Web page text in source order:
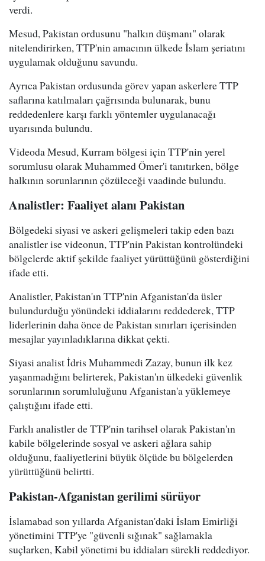
verdi.
Mesud, Pakistan ordusunu "halkın düşmanı" olarak
nitelendirirken, TTP'nin amacının ülkede İslam şeriatını
uygulamak olduğunu savundu.
Ayrıca Pakistan ordusunda görev yapan askerlere TTP
saflarına katılmaları çağrısında bulunarak, bunu
reddedenlere karşı farklı yöntemler uygulanacağı
uyarısında bulundu.
Videoda Mesud, Kurram bölgesi için TTP'nin yerel
sorumlusu olarak Muhammed Ömer'i tanıtırken, bölge
halkının sorunlarının çözüleceği vaadinde bulundu.
Analistler: Faaliyet alanı Pakistan
Bölgedeki siyasi ve askeri gelişmeleri takip eden bazı
analistler ise videonun, TTP'nin Pakistan kontrolündeki
bölgelerde aktif şekilde faaliyet yürüttüğünü gösterdiğini
ifade etti.
Analistler, Pakistan'ın TTP'nin Afganistan'da üsler
bulundurduğu yönündeki iddialarını reddederek, TTP
liderlerinin daha önce de Pakistan sınırları içerisinden
mesajlar yayınladıklarına dikkat çekti.
Siyasi analist İdris Muhammedi Zazay, bunun ilk kez
yaşanmadığını belirterek, Pakistan'ın ülkedeki güvenlik
sorunlarının sorumluluğunu Afganistan'a yüklemeye
çalıştığını ifade etti.
Farklı analistler de TTP'nin tarihsel olarak Pakistan'ın
kabile bölgelerinde sosyal ve askeri ağlara sahip
olduğunu, faaliyetlerini büyük ölçüde bu bölgelerden
yürüttüğünü belirtti.
Pakistan-Afganistan gerilimi sürüyor
İslamabad son yıllarda Afganistan'daki İslam Emirliği
yönetimini TTP'ye "güvenli sığınak" sağlamakla
suçlarken, Kabil yönetimi bu iddiaları sürekli reddediyor.